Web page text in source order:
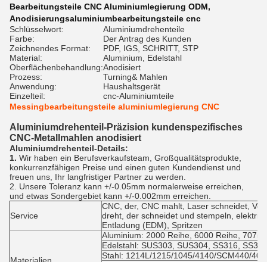
Bearbeitungsteile CNC Aluminiumlegierung ODM,
Anodisierungsaluminiumbearbeitungsteile cnc
Schlüsselwort:
Aluminiumdrehenteile
Farbe:
Der Antrag des Kunden
Zeichnendes Format:
PDF, IGS, SCHRITT, STP
Material:
Aluminium, Edelstahl
Oberflächenbehandlung:Anodisiert
Prozess:
Turning& Mahlen
Anwendung:
Haushaltsgerät
Einzelteil:
cnc-Aluminiumteile
Messingbearbeitungsteile aluminiumlegierung CNC
Aluminiumdrehenteil-Präzision kundenspezifisches
CNC-Metallmahlen anodisiert
Aluminiumdrehenteil-Details:
1. Wir haben ein Berufsverkaufsteam, Großqualitätsprodukte,
konkurrenzfähigen Preise und einen guten Kundendienst und
freuen uns, Ihr langfristiger Partner zu werden.
2. Unsere Toleranz kann +/-0.05mm normalerweise erreichen,
und etwas Sondergebiet kann +/-0.002mm erreichen.
Service
CNC, der, CNC mahlt, Laser schneidet,
dreht, der schneidet und stempeln,
Entladung (EDM), Spritzen
Aluminium: 2000 Reihe, 6000 Reihe,
Edelstahl: SUS303, SUS304, SS316,
Stahl: 1214L/1215/1045/4140/SCM440/